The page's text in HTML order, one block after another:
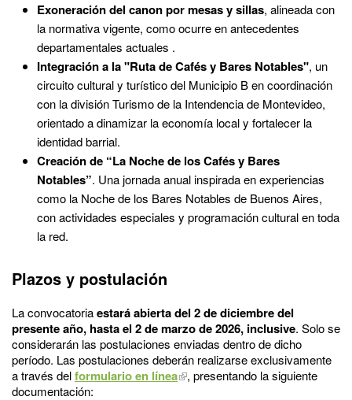
Exoneración del canon por mesas y sillas, alineada con
la normativa vigente, como ocurre en antecedentes
departamentales actuales .
Integración a la "Ruta de Cafés y Bares Notables", un
circuito cultural y turístico del Municipio B en coordinación
con la división Turismo de la Intendencia de Montevideo,
orientado a dinamizar la economía local y fortalecer la
identidad barrial.
Creación de “La Noche de los Cafés y Bares
Notables”. Una jornada anual inspirada en experiencias
como la Noche de los Bares Notables de Buenos Aires,
con actividades especiales y programación cultural en toda
la red.
Plazos y postulación
La convocatoriaestará abierta del 2 de diciembre del
presente año, hasta el 2 de marzo de 2026, inclusive. Solo se
considerarán las postulaciones enviadas dentro de dicho
período. Las postulaciones deberán realizarse exclusivamente
a través delformulario en línea
, presentando la siguiente
documentación: